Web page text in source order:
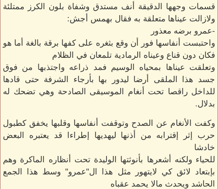
قسمات وجهها الدقيقة أنف مستدق وشفاة بلون الكرز ممتلئة
ولازالت عيناها متعلقة به فقال بهمس أجش:
-عمرو برضه معذور
واحتبست أنفاسها فور أن وقع بثغره على كفها برقة بالغة أما هو
فكان دون قناع وعيناه الرمادية تلمعان في الظلام
وتعلقت عيناها بمحياه الوسيم فمد ذراعه واجتذبها من فوق
جسد هذا الملقى أرضا ليدور بها بأرجاء الشرفة حتى قادها
للداخل راقصا تحت أنغام الموسيقى الصادحة وهي تضحك له
بدلال.
وكفت الأنغام عن الصدح وتوقفت أنفاسها وقلبها يخفق كطبول
حرب إثر إقترابه من أذنها ليهديها إطراءا قد يعتبره البعض
خادشا
للحياء ولكنه أشعرها بأنوثتها الوليدة تحت أنظاره الماكرة وهم
بإبتعاد لائق كي لايتهور مثل هذا ال"عمرو" وسط هذا الجمع
الحاشد ويحدث مالا يحمد عقباه